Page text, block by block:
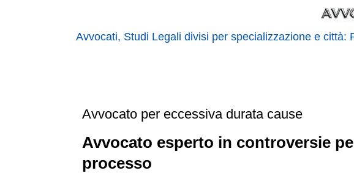
Avvocati, Studi Legali divisi per specializzazione e
Avvocato per eccessiva durata cause
Avvocato esperto in controversie
processo